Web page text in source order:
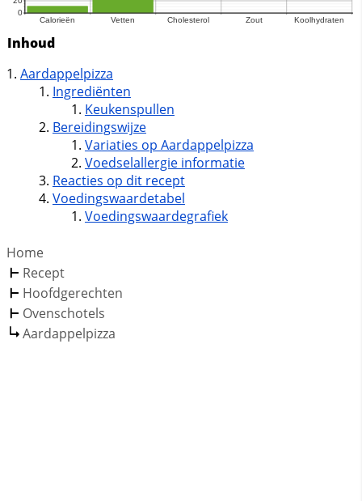
Inhoud
Aardappelpizza
Ingrediënten
Keukenspullen
Bereidingswijze
Variaties op Aardappelpizza
Voedselallergie informatie
Reacties op dit recept
Voedingswaardetabel
Voedingswaardegrafiek
Home
Recept
Hoofdgerechten
Ovenschotels
Aardappelpizza